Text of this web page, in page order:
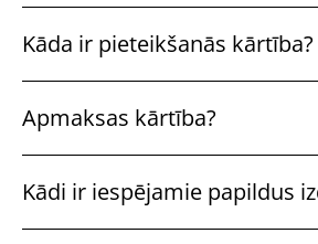
Kāda ir pieteikšanās kārtība?
Apmaksas kārtība?
Kādi ir iespējamie papildus